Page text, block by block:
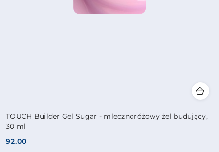
TOUCH Builder Gel Sugar - mlecznoróżowy żel budujący,
30 ml
Cena:
92.00